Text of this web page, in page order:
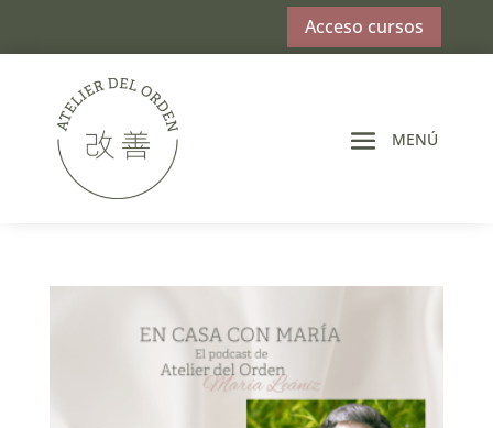
Acceso cursos